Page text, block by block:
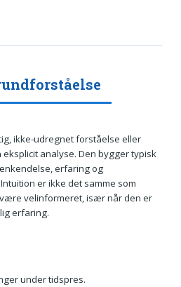
ikke-udregnet forståelse eller
analyse. Den bygger typisk
erfaring og
er ikke det samme som
velinformeret, især når den er
erfaring.
under tidspres.